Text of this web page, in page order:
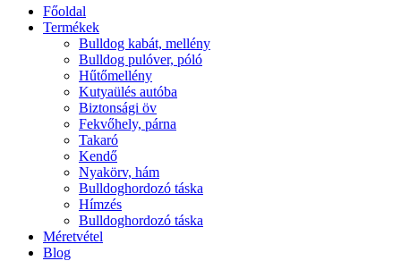
Főoldal
Termékek
Bulldog kabát, mellény
Bulldog pulóver, póló
Hűtőmellény
Kutyaülés autóba
Biztonsági öv
Fekvőhely, párna
Takaró
Kendő
Nyakörv, hám
Bulldoghordozó táska
Hímzés
Bulldoghordozó táska
Méretvétel
Blog